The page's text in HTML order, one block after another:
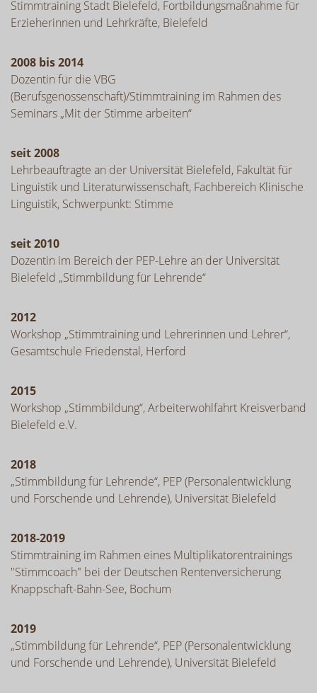
Stimmtraining Stadt Bielefeld, Fortbildungsmaßnahme für
Erzieherinnen und Lehrkräfte, Bielefeld
2008 bis 2014
Dozentin für die VBG
(Berufsgenossenschaft)/Stimmtraining im Rahmen des
Seminars „Mit der Stimme arbeiten“
seit 2008
Lehrbeauftragte an der Universität Bielefeld, Fakultät für
Linguistik und Literaturwissenschaft, Fachbereich Klinische
Linguistik, Schwerpunkt: Stimme
seit 2010
Dozentin im Bereich der PEP-Lehre an der Universität
Bielefeld „Stimmbildung für Lehrende“
2012
Workshop „Stimmtraining und Lehrerinnen und Lehrer“,
Gesamtschule Friedenstal, Herford
2015
Workshop „Stimmbildung“, Arbeiterwohlfahrt Kreisverband
Bielefeld e.V.
2018
„Stimmbildung für Lehrende“, PEP (Personalentwicklung
und Forschende und Lehrende), Universität Bielefeld
2018-2019
Stimmtraining im Rahmen eines Multiplikatorentrainings
"Stimmcoach" bei der Deutschen Rentenversicherung
Knappschaft-Bahn-See, Bochum
2019
„Stimmbildung für Lehrende“, PEP (Personalentwicklung
und Forschende und Lehrende), Universität Bielefeld